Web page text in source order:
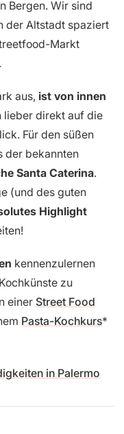
Bergen. Wir sind
der Altstadt spaziert
Markt
aus, ist von innen
lieber direkt auf die
Für den süßen
der bekannten
Santa Caterina.
(und des guten
Highlight
kennenzulernen
zu
einer Street Food
Pasta-Kochkurs
in Palermo